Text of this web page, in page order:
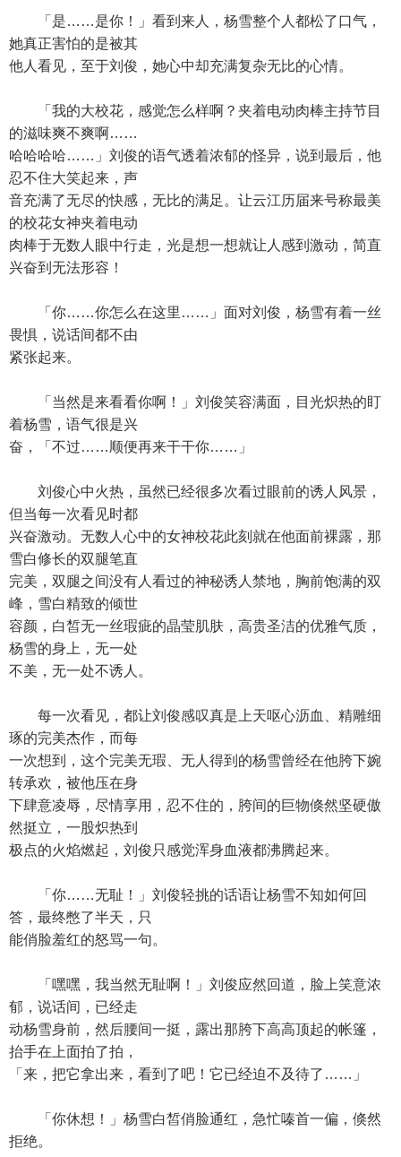
「是……是你！」看到来人，杨雪整个人都松了口气，
她真正害怕的是被其
他人看见，至于刘俊，她心中却充满复杂无比的心情。
「我的大校花，感觉怎么样啊？夹着电动肉棒主持节目
的滋味爽不爽啊……
哈哈哈哈……」刘俊的语气透着浓郁的怪异，说到最后，他
忍不住大笑起来，声
音充满了无尽的快感，无比的满足。让云江历届来号称最美
的校花女神夹着电动
肉棒于无数人眼中行走，光是想一想就让人感到激动，简直
兴奋到无法形容！
「你……你怎么在这里……」面对刘俊，杨雪有着一丝
畏惧，说话间都不由
紧张起来。
「当然是来看看你啊！」刘俊笑容满面，目光炽热的盯
着杨雪，语气很是兴
奋，「不过……顺便再来干干你……」
刘俊心中火热，虽然已经很多次看过眼前的诱人风景，
但当每一次看见时都
兴奋激动。无数人心中的女神校花此刻就在他面前裸露，那
雪白修长的双腿笔直
完美，双腿之间没有人看过的神秘诱人禁地，胸前饱满的双
峰，雪白精致的倾世
容颜，白皙无一丝瑕疵的晶莹肌肤，高贵圣洁的优雅气质，
杨雪的身上，无一处
不美，无一处不诱人。
每一次看见，都让刘俊感叹真是上天呕心沥血、精雕细
琢的完美杰作，而每
一次想到，这个完美无瑕、无人得到的杨雪曾经在他胯下婉
转承欢，被他压在身
下肆意凌辱，尽情享用，忍不住的，胯间的巨物倏然坚硬傲
然挺立，一股炽热到
极点的火焰燃起，刘俊只感觉浑身血液都沸腾起来。
「你……无耻！」刘俊轻挑的话语让杨雪不知如何回
答，最终憋了半天，只
能俏脸羞红的怒骂一句。
「嘿嘿，我当然无耻啊！」刘俊应然回道，脸上笑意浓
郁，说话间，已经走
动杨雪身前，然后腰间一挺，露出那胯下高高顶起的帐篷，
抬手在上面拍了拍，
「来，把它拿出来，看到了吧！它已经迫不及待了……」
「你休想！」杨雪白皙俏脸通红，急忙嗪首一偏，倏然
拒绝。